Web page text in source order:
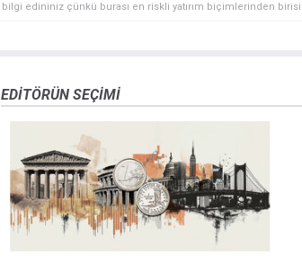
bilgi edininiz çünkü burası en riskli yatırım biçimlerinden
doğrulamak zorunda değildir. FXStreet’de verilen herhangi bir
sitede yayınlanan bilgiler çalışanlar, ortaklar yada katkıda
danışmanlığı teşkil etmemektedir. FXStreet bu tür bilgilerin
herhangi bir kar kaybı herhangi bir sınırlama olmaksızın
EDITÖRÜN SEÇIMI